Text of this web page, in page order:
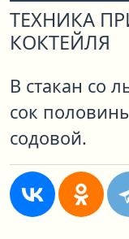
ТЕХНИКА
КОКТЕЙЛЯ
В стакан со
сок
содовой.